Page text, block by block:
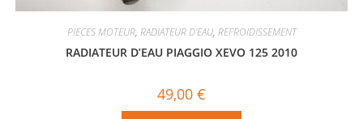
PIECES MOTEUR, RADIATEUR D'EAU, REFROIDISSEMENT
RADIATEUR D’EAU PIAGGIO XEVO 125 2010
49,00 €